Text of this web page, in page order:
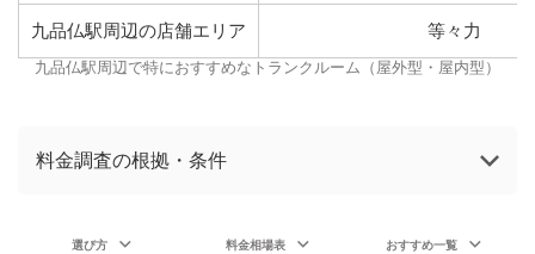
九品仏駅周辺の店舗エリア 等々力
九品仏駅周辺で特におすすめなトランクルーム（屋外型・屋内型）
料金調査の根拠・条件
選び方 料金相場表 おすすめ一覧